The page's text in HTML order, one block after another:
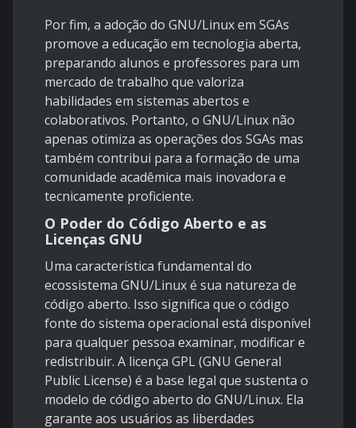
Por fim, a adoção do GNU/Linux em SGAs
promove a educação em tecnologia aberta,
preparando alunos e professores para um
mercado de trabalho que valoriza
habilidades em sistemas abertos e
colaborativos. Portanto, o GNU/Linux não
apenas otimiza as operações dos SGAs mas
também contribui para a formação de uma
comunidade acadêmica mais inovadora e
tecnicamente proficiente.
O Poder do Código Aberto e as
Licenças GNU
Uma característica fundamental do
ecossistema GNU/Linux é sua natureza de
código aberto. Isso significa que o código
fonte do sistema operacional está disponível
para qualquer pessoa examinar, modificar e
redistribuir. A licença GPL (GNU General
Public License) é a base legal que sustenta o
modelo de código aberto do GNU/Linux. Ela
garante aos usuários as liberdades